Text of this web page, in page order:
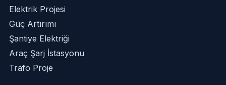
Elektrik Projesi
Güç Artırımı
Şantiye Elektriği
Araç Şarj İstasyonu
Trafo Proje